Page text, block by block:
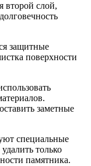
второй слой,
защитные
поверхности
заметные
специальные
только
памятника.